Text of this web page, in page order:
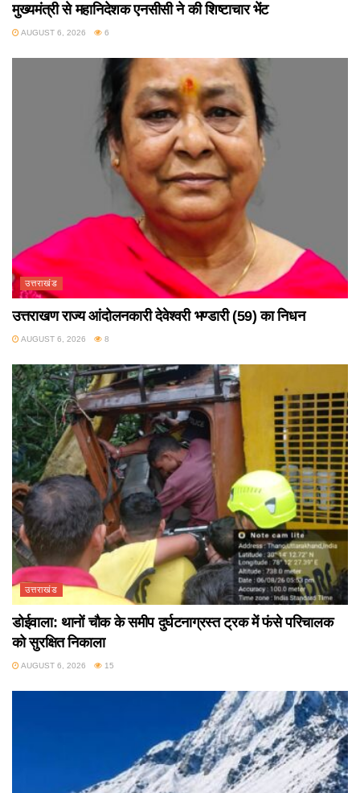
मुख्यमंत्री से महानिदेशक एनसीसी ने की शिष्टाचार भेंट
AUGUST 6, 2026 6
उत्तराखंड
उत्तराखण राज्य आंदोलनकारी देवेश्वरी भण्डारी (59) का निधन
AUGUST 6, 2026 8
उत्तराखंड
डोईवाला: थानों चौक के समीप दुर्घटनाग्रस्त ट्रक में फंसे परिचालक
को सुरक्षित निकाला
AUGUST 6, 2026 15